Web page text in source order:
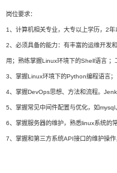
岗位要求：
1、计算机相关专业，大专以上学历，2年
2、必须具备的能力：有丰富的运维开发
用；熟练掌握Linux环境下的Shell语言 ；
3、掌握Linux环境下的Python编程语言；
4、掌握DevOps思想、方法和流程。
5、掌握常见中间件配置与优化，如mysql
6、掌握服务器的维护，熟悉linux系统的常
7、掌握和第三方系统API接口的维护操作